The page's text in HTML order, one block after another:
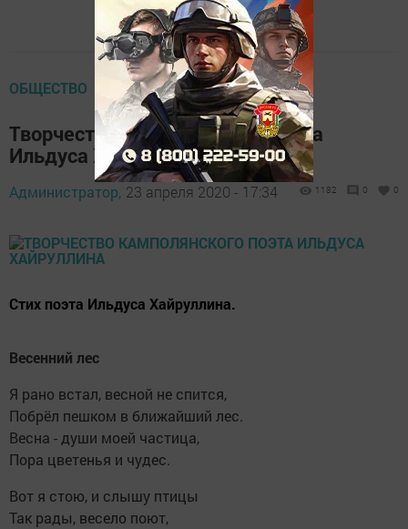
ОБЩЕСТВО
Творчество камполянского поэта
Ильдуса Хайруллина
Администратор, 23 апреля 2020 - 17:34 1182 0 0
Стих поэта Ильдуса Хайруллина.
Весенний лес
Я рано встал, весной не спится,
Побрёл пешком в ближайший лес.
Весна - души моей частица,
Пора цветенья и чудес.
Вот я стою, и слышу птицы
Так рады, весело поют,